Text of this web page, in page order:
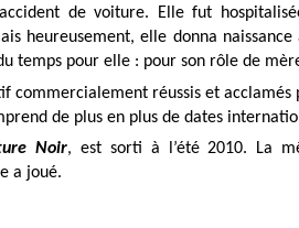
de voiture. Elle fut
heureusement, elle donna
temps pour elle : pour son rôle de
commercialement réussis et
de plus en plus de dates
Noir, est sorti à l’été 2010. La
a joué.